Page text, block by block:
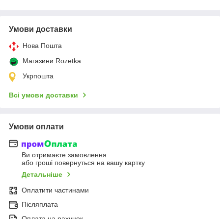
Умови доставки
Нова Пошта
Магазини Rozetka
Укрпошта
Всі умови доставки
Умови оплати
Ви отримаєте замовлення
або гроші повернуться на вашу картку
Детальніше
Оплатити частинами
Післяплата